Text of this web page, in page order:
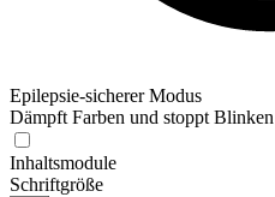
Epilepsie-sicherer Modus
Dämpft Farben und stoppt Blinken
Inhaltsmodule
Schriftgröße